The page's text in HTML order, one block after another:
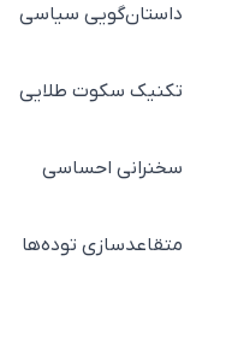
داستان‌گویی سیاسی
تکنیک سکوت طلایی
سخنرانی احساسی
متقاعدسازی توده‌ها